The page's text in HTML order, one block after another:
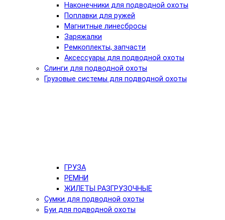
Наконечники для подводной охоты
Поплавки для ружей
Магнитные линесбросы
Заряжалки
Ремкоплекты, запчасти
Аксессуары для подводной охоты
Слинги для подводной охоты
Грузовые системы для подводной охоты
ГРУЗА
РЕМНИ
ЖИЛЕТЫ РАЗГРУЗОЧНЫЕ
Сумки для подводной охоты
Буи для подводной охоты